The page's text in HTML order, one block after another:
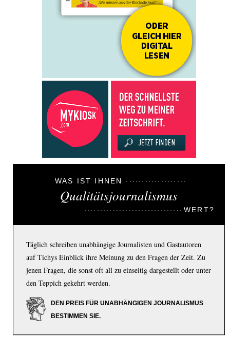
WAS IST IHNEN
Qualitätsjournalismus
WERT?
Täglich schreiben unabhängige Journalisten und Gastautoren
auf Tichys Einblick ihre Meinung zu den Fragen der Zeit. Zu
jenen Fragen, die sonst oft all zu einseitig dargestellt oder unter
den Teppich gekehrt werden.
DEN PREIS FÜR UNABHÄNGIGEN JOURNALISMUS
BESTIMMEN SIE.